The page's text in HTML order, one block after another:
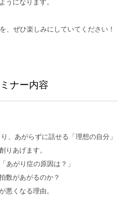
うになります。
、ぜひ楽しみにしていてください！
ナー内容
、あがらずに話せる「 理想の自分 」
りあげます。
あがり症の原因は？」
数があがるのか？
悪くなる理由。